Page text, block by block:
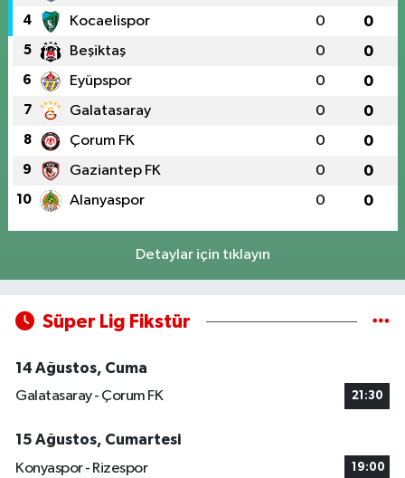
4 Kocaelispor 0 0
5 Beşiktaş 0 0
6 Eyüpspor 0 0
7 Galatasaray 0 0
8 Çorum FK 0 0
9 Gaziantep FK 0 0
10 Alanyaspor 0 0
Detaylar için tıklayın
Süper Lig Fikstür
14 Ağustos, Cuma
Galatasaray - Çorum FK
21:30
15 Ağustos, Cumartesi
Konyaspor - Rizespor
19:00